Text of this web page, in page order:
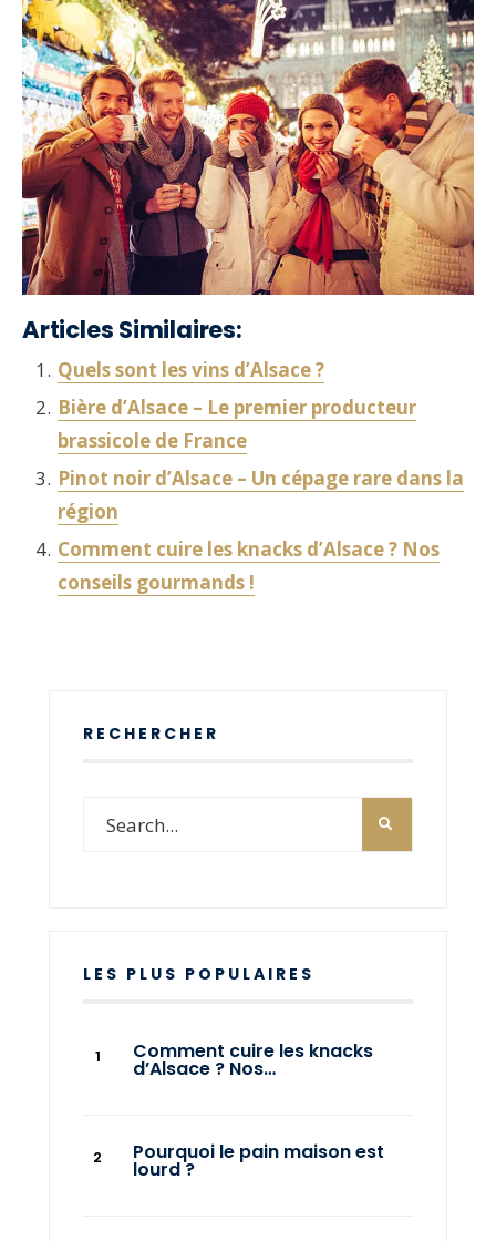
Articles Similaires:
Quels sont les vins d’Alsace ?
Bière d’Alsace – Le premier producteur
brassicole de France
Pinot noir d’Alsace – Un cépage rare dans la
région
Comment cuire les knacks d’Alsace ? Nos
conseils gourmands !
RECHERCHER
LES PLUS POPULAIRES
Comment cuire les knacks
d’Alsace ? Nos…
Pourquoi le pain maison est
lourd ?